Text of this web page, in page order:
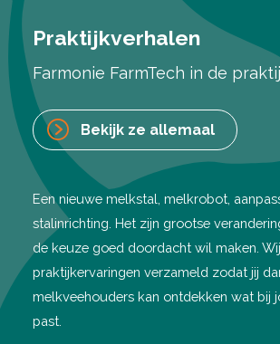
Praktijkverhalen
Farmonie FarmTech in de
Bekijk ze allemaal
Een nieuwe melkstal, melkrobot,
stalinrichting. Het zijn grootse
de keuze goed doordacht wil maken.
praktijkervaringen verzameld zodat jij
melkveehouders kan ontdekken wat bij
past.